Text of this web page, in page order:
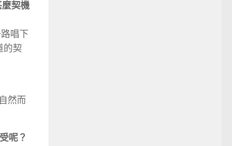
契機
唱下
的契
然而
呢？